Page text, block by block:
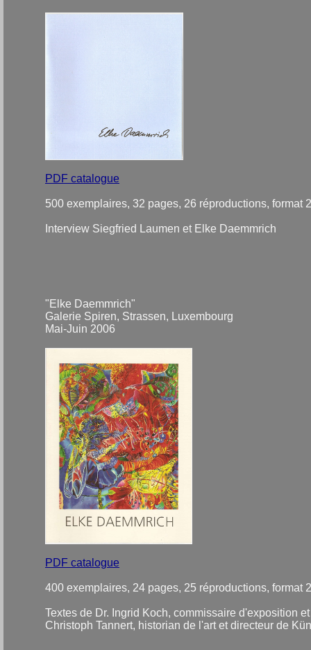
PDF catalogue
500 exemplaires, 32 pages, 26 réproductions, format
Interview Siegfried Laumen et Elke Daemmrich
"Elke Daemmrich"
Galerie Spiren, Strassen, Luxembourg
Mai-Juin 2006
PDF catalogue
400 exemplaires, 24 pages, 25 réproductions, format
Textes de Dr. Ingrid Koch, commissaire d'exposition
Christoph Tannert, historian de l'art et directeur de